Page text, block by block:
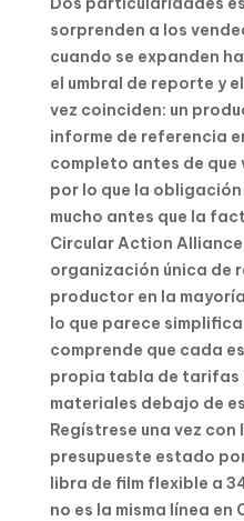
sorprenden a los
cuando se expanden
el umbral de reporte y
vez coinciden: un
informe de referencia
completo antes de que
por lo que la
mucho antes que la
Circular Action
organización única de
productor en la
lo que parece
comprende que cada
propia tabla de tarifas
materiales debajo de
Regístrese una vez con
presupueste estado
libra de film flexible a
no es la misma línea en